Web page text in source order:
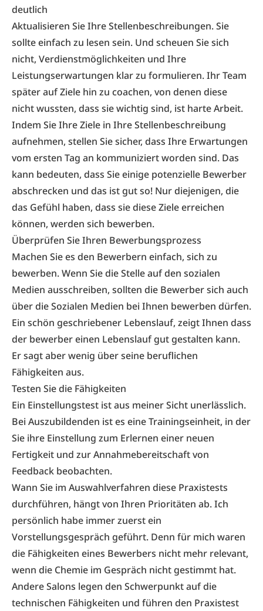
deutlich
Aktualisieren Sie Ihre Stellenbeschreibungen. Sie
sollte einfach zu lesen sein. Und scheuen Sie sich
nicht, Verdienstmöglichkeiten und Ihre
Leistungserwartungen klar zu formulieren. Ihr Team
später auf Ziele hin zu coachen, von denen diese
nicht wussten, dass sie wichtig sind, ist harte Arbeit.
Indem Sie Ihre Ziele in Ihre Stellenbeschreibung
aufnehmen, stellen Sie sicher, dass Ihre Erwartungen
vom ersten Tag an kommuniziert worden sind. Das
kann bedeuten, dass Sie einige potenzielle Bewerber
abschrecken und das ist gut so! Nur diejenigen, die
das Gefühl haben, dass sie diese Ziele erreichen
können, werden sich bewerben.
Überprüfen Sie Ihren Bewerbungsprozess
Machen Sie es den Bewerbern einfach, sich zu
bewerben. Wenn Sie die Stelle auf den sozialen
Medien ausschreiben, sollten die Bewerber sich auch
über die Sozialen Medien bei Ihnen bewerben dürfen.
Ein schön geschriebener Lebenslauf, zeigt Ihnen dass
der bewerber einen Lebenslauf gut gestalten kann.
Er sagt aber wenig über seine beruflichen
Fähigkeiten aus.
Testen Sie die Fähigkeiten
Ein Einstellungstest ist aus meiner Sicht unerlässlich.
Bei Auszubildenden ist es eine Trainingseinheit, in der
Sie ihre Einstellung zum Erlernen einer neuen
Fertigkeit und zur Annahmebereitschaft von
Feedback beobachten.
Wann Sie im Auswahlverfahren diese Praxistests
durchführen, hängt von Ihren Prioritäten ab. Ich
persönlich habe immer zuerst ein
Vorstellungsgespräch geführt. Denn für mich waren
die Fähigkeiten eines Bewerbers nicht mehr relevant,
wenn die Chemie im Gespräch nicht gestimmt hat.
Andere Salons legen den Schwerpunkt auf die
technischen Fähigkeiten und führen den Praxistest